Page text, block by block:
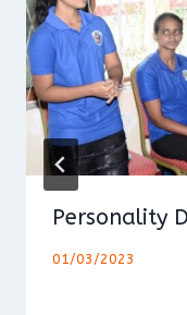
Personality
01/03/2023